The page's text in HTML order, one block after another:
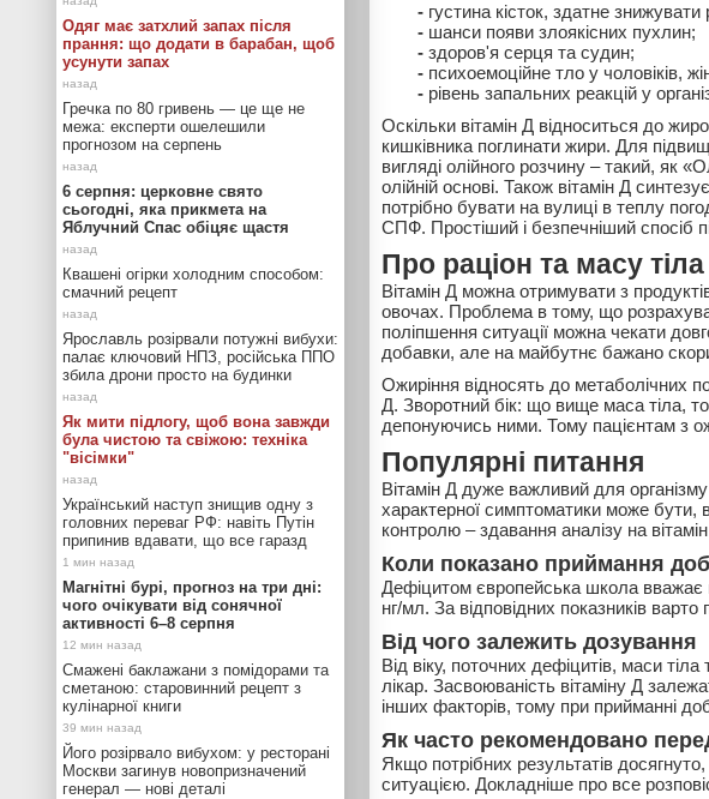
- густина кісток, здатне
- шанси появи злоякісних пухлин;
- здоров'я серця та судин;
- психоемоційне тло у чоловіків,
- рівень запальних реакцій у
Оскільки вітамін Д відноситься до
кишківника поглинати жири. Для
вигляді олійного розчину – такий, як
олійній основі. Також вітамін Д
потрібно бувати на вулиці в теплу
СПФ. Простіший і безпечніший спосіб
Про раціон та масу тіла
Вітамін Д можна отримувати з
овочах. Проблема в тому, що
поліпшення ситуації можна чекати
добавки, але на майбутнє бажано
Ожиріння відносять до метаболічних
Д. Зворотний бік: що вище маса тіла,
депонуючись ними. Тому пацієнтам з
Популярні питання
Вітамін Д дуже важливий для
характерної симптоматики може
контролю – здавання аналізу на
Коли показано приймання
Дефіцитом європейська школа вважає
нг/мл. За відповідних показників
Від чого залежить дозування
Від віку, поточних дефіцитів, маси
лікар. Засвоюваність вітаміну Д
інших факторів, тому при прийманні
Як часто рекомендовано
Якщо потрібних результатів
ситуацією. Докладніше про все
Одяг має затхлий запах після
прання: що додати в барабан, щоб
усунути запах
Гречка по 80 гривень — це ще не
межа: експерти ошелешили
прогнозом на серпень
6 серпня: церковне свято
сьогодні, яка прикмета на
Яблучний Спас обіцяє щастя
Квашені огірки холодним способом:
смачний рецепт
Ярославль розірвали потужні вибухи:
палає ключовий НПЗ, російська ППО
збила дрони просто на будинки
Як мити підлогу, щоб вона завжди
була чистою та свіжою: техніка
"вісімки"
Український наступ знищив одну з
головних переваг РФ: навіть Путін
припинив вдавати, що все гаразд
Магнітні бурі, прогноз на три дні:
чого очікувати від сонячної
активності 6–8 серпня
Смажені баклажани з помідорами та
сметаною: старовинний рецепт з
кулінарної книги
Його розірвало вибухом: у ресторані
Москви загинув новопризначений
генерал — нові деталі